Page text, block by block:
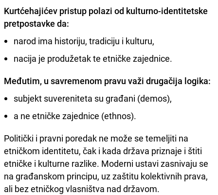
Kurtćehajićev pristup polazi od kulturno-identitetske
pretpostavke da:
narod ima historiju, tradiciju i kulturu,
nacija je produžetak te etničke zajednice.
Međutim, u savremenom pravu važi drugačija logika:
subjekt suvereniteta su građani (demos),
a ne etničke zajednice (ethnos).
Politički i pravni poredak ne može se temeljiti na
etničkom identitetu, čak i kada država priznaje i štiti
etničke i kulturne razlike. Moderni ustavi zasnivaju se
na građanskom principu, uz zaštitu kolektivnih prava,
ali bez etničkog vlasništva nad državom.